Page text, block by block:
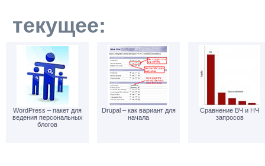
текущее:
WordPress – пакет для
ведения персональных
блогов
Drupal – как вариант для
начала
Сравнение ВЧ и НЧ
запросов